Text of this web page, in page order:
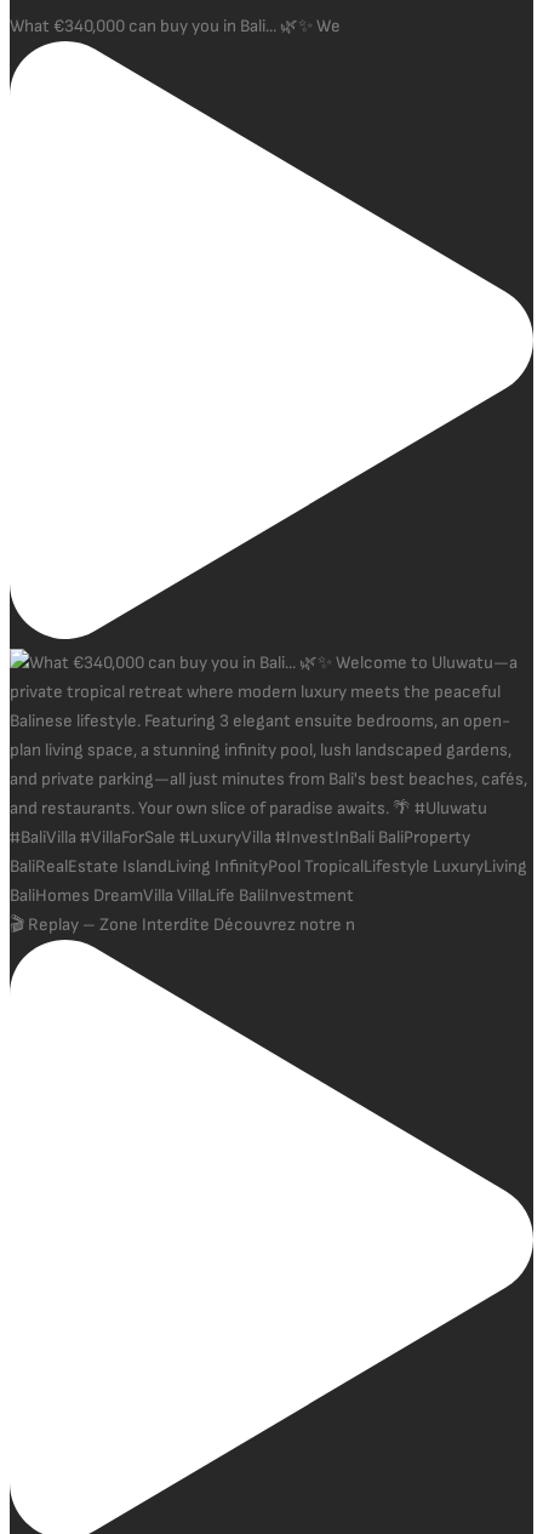
What €340,000 can buy you in Bali... 🌿✨ We
🎬 Replay – Zone Interdite Découvrez notre n